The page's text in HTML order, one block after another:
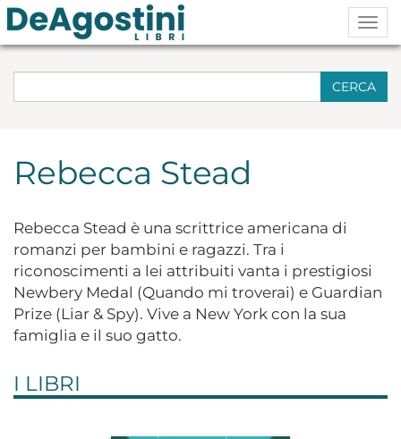
CERCA
Rebecca Stead
Rebecca Stead è una scrittrice americana di
romanzi per bambini e ragazzi. Tra i
riconoscimenti a lei attribuiti vanta i prestigiosi
Newbery Medal (Quando mi troverai) e Guardian
Prize (Liar & Spy). Vive a New York con la sua
famiglia e il suo gatto.
I LIBRI